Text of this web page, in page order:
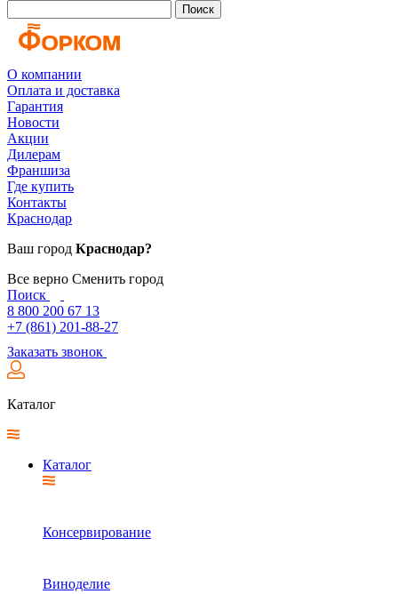
Поиск
О компании
Оплата и доставка
Гарантия
Новости
Акции
Дилерам
Франшиза
Где купить
Контакты
Краснодар
Ваш город Краснодар?
Все верно Сменить город
Поиск
8 800 200 67 13
+7 (861) 201-88-27
Заказать звонок
Каталог
Каталог
Консервирование
Виноделие